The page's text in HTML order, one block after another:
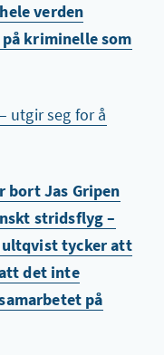
verden
kriminelle som
utgir seg for å
bort Jas Gripen
stridsflyg –
tycker att
det inte
på